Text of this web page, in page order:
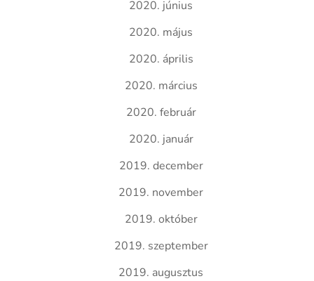
2020. június
2020. május
2020. április
2020. március
2020. február
2020. január
2019. december
2019. november
2019. október
2019. szeptember
2019. augusztus